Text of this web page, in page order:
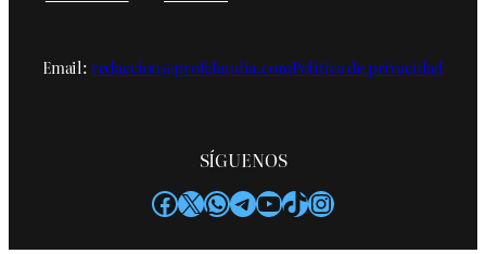
Email:redaccion@profelandia.comPolítica de privacidad
SÍGUENOS
Facebook
X WhatsApp
Telegram
YouTube
TikTok
Instagram